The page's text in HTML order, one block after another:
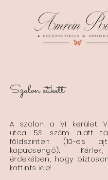
Szalon etikett
A szalon a VI. kerület
utca 53. szám alatt
földszinten (10-es
kapucsengő).
érdekében, hogy
kattints ide!